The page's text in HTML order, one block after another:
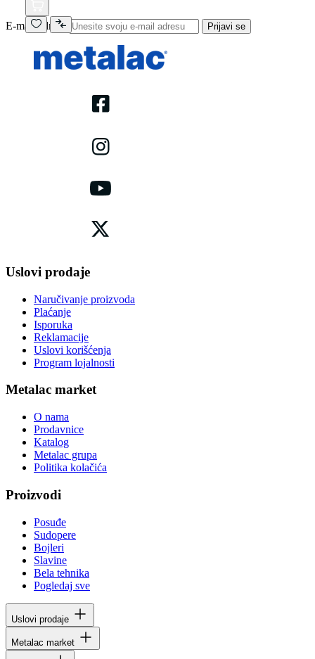
E-mail adresa Prijavi se
Uslovi prodaje
Naručivanje proizvoda
Plaćanje
Isporuka
Reklamacije
Uslovi korišćenja
Program lojalnosti
Metalac market
O nama
Prodavnice
Katalog
Metalac grupa
Politika kolačića
Proizvodi
Posuđe
Sudopere
Bojleri
Slavine
Bela tehnika
Pogledaj sve
Uslovi prodaje
Metalac market